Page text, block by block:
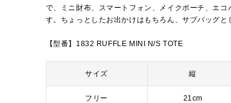
で、ミニ財布、スマートフォン、メイクポーチ、エ
す。ちょっとしたお出かけはもちろん、サブバッグと
【型番】1832 RUFFLE MINI N/S TOTE
サイズ 縦
フリー 21cm